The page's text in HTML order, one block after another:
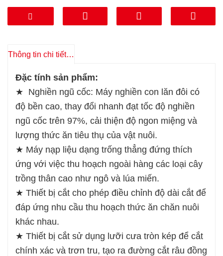
năng mài lưỡi tự động của nó giúp loại bỏ quá
trình mài lưỡi tốn nhiều thời gian và công sức.
Thông tin chi tiết sản phẩm
Đặc tính sản phẩm:
★ Nghiền ngũ cốc: Máy nghiền con lăn đôi có
độ bền cao, thay đổi nhanh đạt tốc độ nghiền
ngũ cốc trên 97%, cải thiện độ ngon miệng và
lượng thức ăn tiêu thụ của vật nuôi.
★ Máy nạp liệu dạng trống thẳng đứng thích
ứng với việc thu hoạch ngoài hàng các loại cây
trồng thân cao như ngô và lúa miến.
★ Thiết bị cắt cho phép điều chỉnh độ dài cắt để
đáp ứng nhu cầu thu hoạch thức ăn chăn nuôi
khác nhau.
★ Thiết bị cắt sử dụng lưỡi cưa tròn kép để cắt
chính xác và trơn tru, tạo ra đường cắt râu đồng